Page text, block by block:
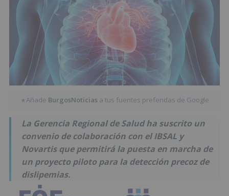
★Añade BurgosNoticias a tus fuentes preferidas de Google
La Gerencia Regional de Salud ha suscrito un
convenio de colaboración con el IBSAL y
Novartis que permitirá la puesta en marcha de
un proyecto piloto para la detección precoz de
dislipemias.